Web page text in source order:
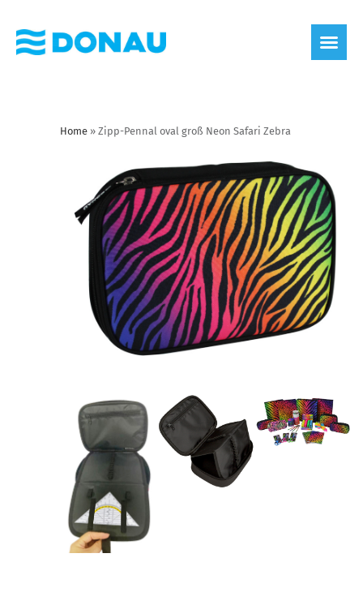
Home » Zipp-Pennal oval groß Neon Safari Zebra